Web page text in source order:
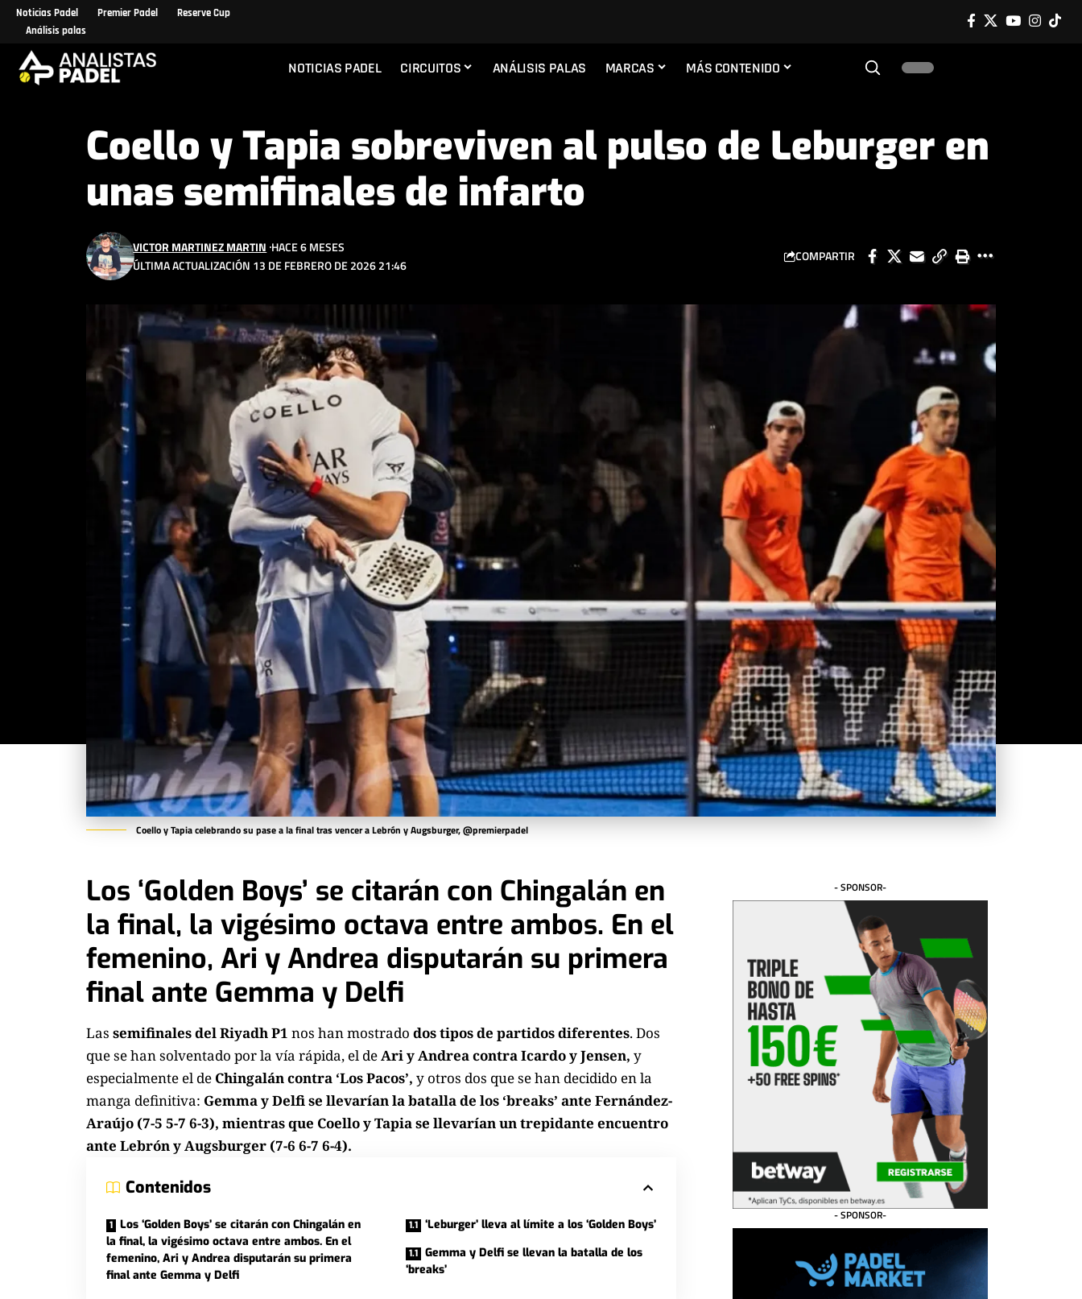
Noticias Padel Premier Padel
Reserve Cup
Análisis palas
NOTICIAS PADEL CIRCUITOS ANÁLISIS PALAS MARCAS MÁS CONTENIDO
Coello y Tapia sobreviven al pulso de Leburger en
unas semifinales de infarto
ÚLTIMA ACTUALIZACIÓN 13 DE FEBRERO DE 2026 21:46
VICTOR MARTINEZ MARTIN HACE 6 MESES
COMPARTIR
Coello y Tapia celebrando su pase a la final tras vencer a Lebrón y Augsburger, @premierpadel
Los ‘Golden Boys’ se citarán con Chingalán en
la final, la vigésimo octava entre ambos. En el
femenino, Ari y Andrea disputarán su primera
final ante Gemma y Delfi
Las semifinales del Riyadh P1 nos han mostrado dos tipos de partidos diferentes. Dos
que se han solventado por la vía rápida, el deAri y Andrea contra Icardo y Jensen, y
especialmente el de Chingalán contra ‘Los Pacos’, y otros dos que se han decidido en la
manga definitiva: Gemma y Delfi se llevarían la batalla de los ‘breaks’ ante Fernández-
Araújo (7-5 5-7 6-3), mientras que Coello y Tapia se llevarían un trepidante encuentro
ante Lebrón y Augsburger (7-6 6-7 6-4).
Contenidos
Los ‘Golden Boys’ se citarán con Chingalán en
la final, la vigésimo octava entre ambos. En el
femenino, Ari y Andrea disputarán su primera
final ante Gemma y Delfi
‘Leburger’ lleva al límite a los ‘Golden Boys’
Gemma y Delfi se llevan la batalla de los
‘breaks’
- SPONSOR-
- SPONSOR-